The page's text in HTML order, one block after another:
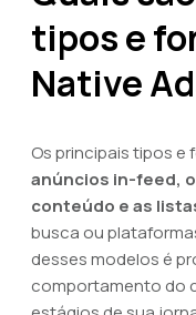
tipos e
Native
Os principais tipos e
anúncios in-feed,
conteúdo e as
busca ou
desses modelos é
comportamento do